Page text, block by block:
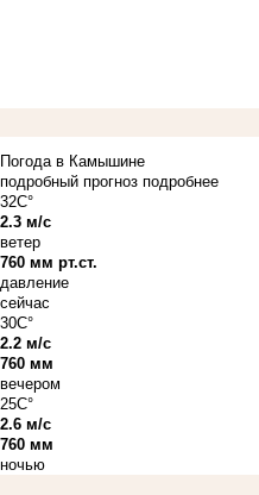
Погода в Камышине
подробный прогноз подробнее
32C°
2.3 м/с
ветер
760 мм рт.ст.
давление
сейчас
30C°
2.2 м/с
760 мм
вечером
25C°
2.6 м/с
760 мм
ночью